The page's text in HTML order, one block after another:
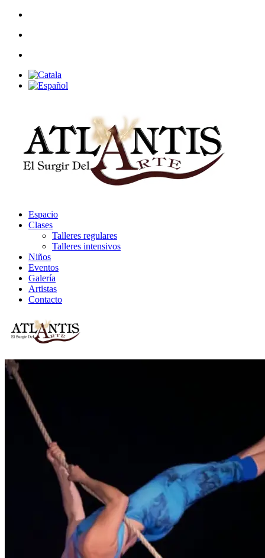
Espacio
Clases
Talleres regulares
Talleres intensivos
Niños
Eventos
Galería
Artistas
Contacto